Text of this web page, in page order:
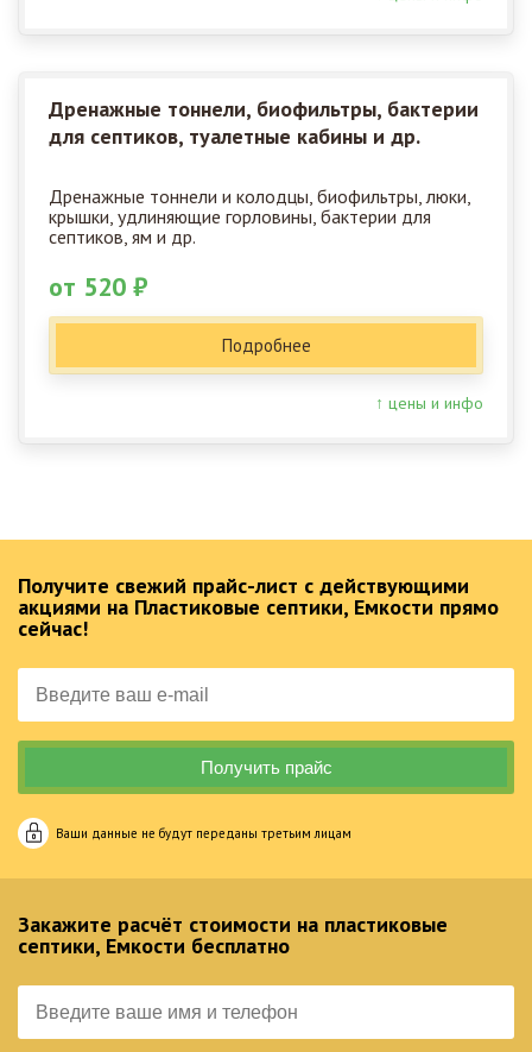
Дренажные тоннели, биофильтры, бактерии
для септиков, туалетные кабины и др.
Дренажные тоннели и колодцы, биофильтры, люки,
крышки, удлиняющие горловины, бактерии для
септиков, ям и др.
от 520 ₽
Подробнее
↑ цены и инфо
Получите свежий прайс-лист с действующими
акциями на Пластиковые септики, Емкости прямо
сейчас!
Ваши данные не будут переданы третьим лицам
Закажите расчёт стоимости на пластиковые
септики, Емкости бесплатно